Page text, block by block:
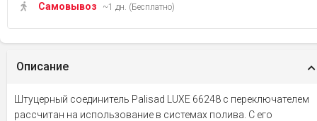
Самовывоз ~1 дн. (Бесплатно)
Описание
Штуцерный соединитель Palisad LUXE 66248 с переключателем
рассчитан на использование в системах полива. С его